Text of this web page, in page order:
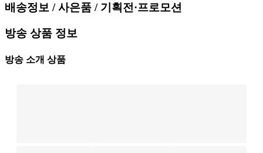
배송정보 / 사은품 / 기획전·프로모션
방송 상품 정보
방송 소개 상품